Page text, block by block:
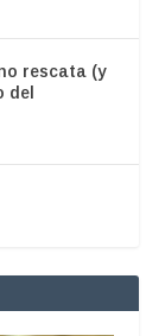
rescata (y
del